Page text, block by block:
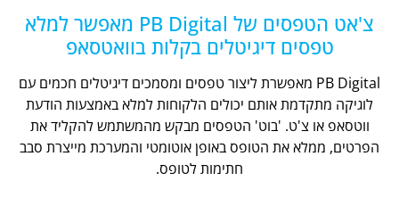
צ'אט הטפסים של PB Digital מאפשר למלא
טפסים דיגיטלים בקלות בוואטסאפ
PB Digital מאפשרת ליצור טפסים ומסמכים דיגיטלים חכמים עם
לוגיקה מתקדמת אותם יכולים הלקוחות למלא באמצעות הודעת
ווטסאפ או צ'ט. 'בוט' הטפסים מבקש מהמשתמש להקליד את
הפרטים, ממלא את הטופס באופן אוטומטי והמערכת מייצרת סבב
חתימות לטופס.